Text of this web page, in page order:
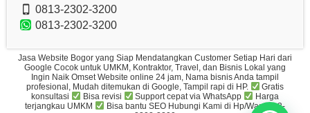
0813-2302-3200
0813-2302-3200
Jasa Website Bogor yang Siap Mendatangkan Customer Setiap Hari dari
Google Cocok untuk UMKM, Kontraktor, Travel, dan Bisnis Lokal yang
Ingin Naik Omset Website online 24 jam, Nama bisnis Anda tampil
profesional, Mudah ditemukan di Google, Tampil rapi di HP.
Gratis
konsultasi
Bisa revisi Support cepat via WhatsApp
Harga
terjangkau UMKM
Bisa bantu SEO Hubungi Kami di Hp/Wa: 0813-